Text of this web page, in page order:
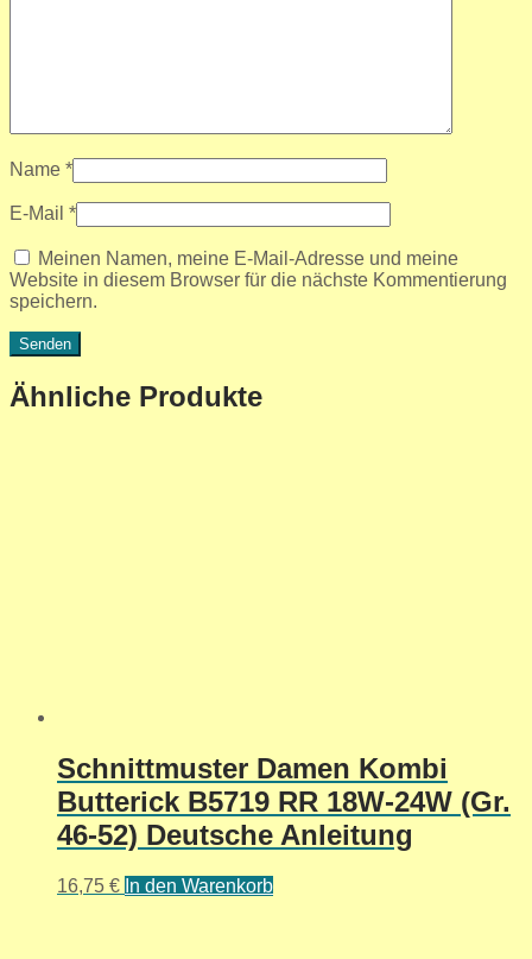
Name *
E-Mail *
Meinen Namen, meine E-Mail-Adresse und meine
Website in diesem Browser für die nächste Kommentierung
speichern.
Ähnliche Produkte
Schnittmuster Damen Kombi
Butterick B5719 RR 18W-24W (Gr.
46-52) Deutsche Anleitung
16,75 € In den Warenkorb